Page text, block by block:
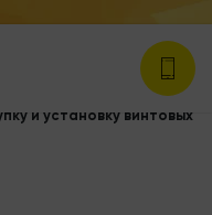
и установку винтовых